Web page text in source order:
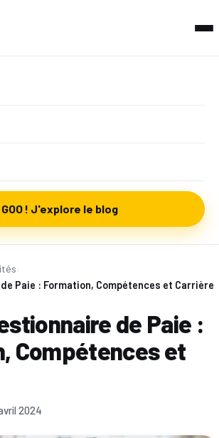
GOO ! J'explore le blog
Paie : Formation, Compétences et Carrière
de Paie :
Compétences et
2024